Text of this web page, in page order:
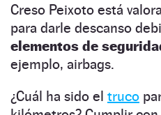
Creso Peixoto está
para darle descanso
elementos de
ejemplo, airbags.
¿Cuál ha sido el truco